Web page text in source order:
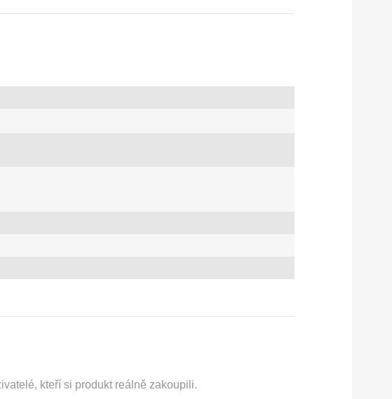
kteří si produkt reálně zakoupili.